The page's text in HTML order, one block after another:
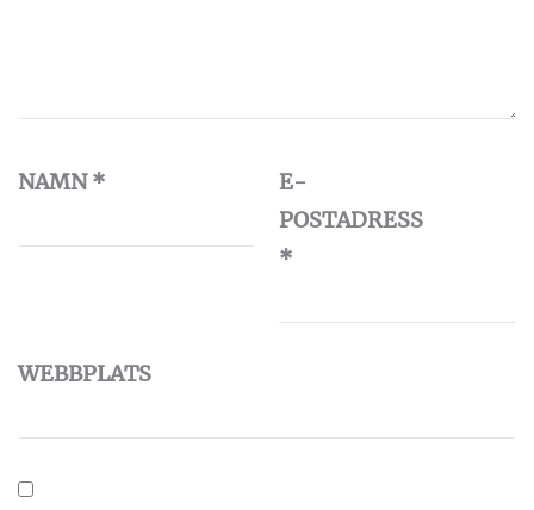
NAMN*
E-
POSTADRESS
*
WEBBPLATS